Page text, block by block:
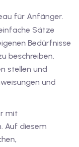
für Anfänger.
Sätze
Bedürfnisse
beschreiben.
stellen und
und
mit
Auf diesem